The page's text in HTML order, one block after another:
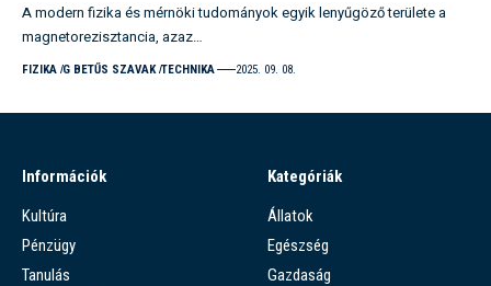
A modern fizika és mérnöki tudományok egyik lenyűgöző területe a
magnetorezisztancia, azaz…
FIZIKA G BETŰS SZAVAK TECHNIKA 2025. 09. 08.
Információk
Kultúra
Pénzügy
Tanulás
Kategóriák
Állatok
Egészség
Gazdaság